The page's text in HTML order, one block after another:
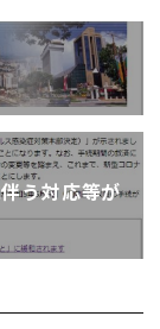
う対応等が